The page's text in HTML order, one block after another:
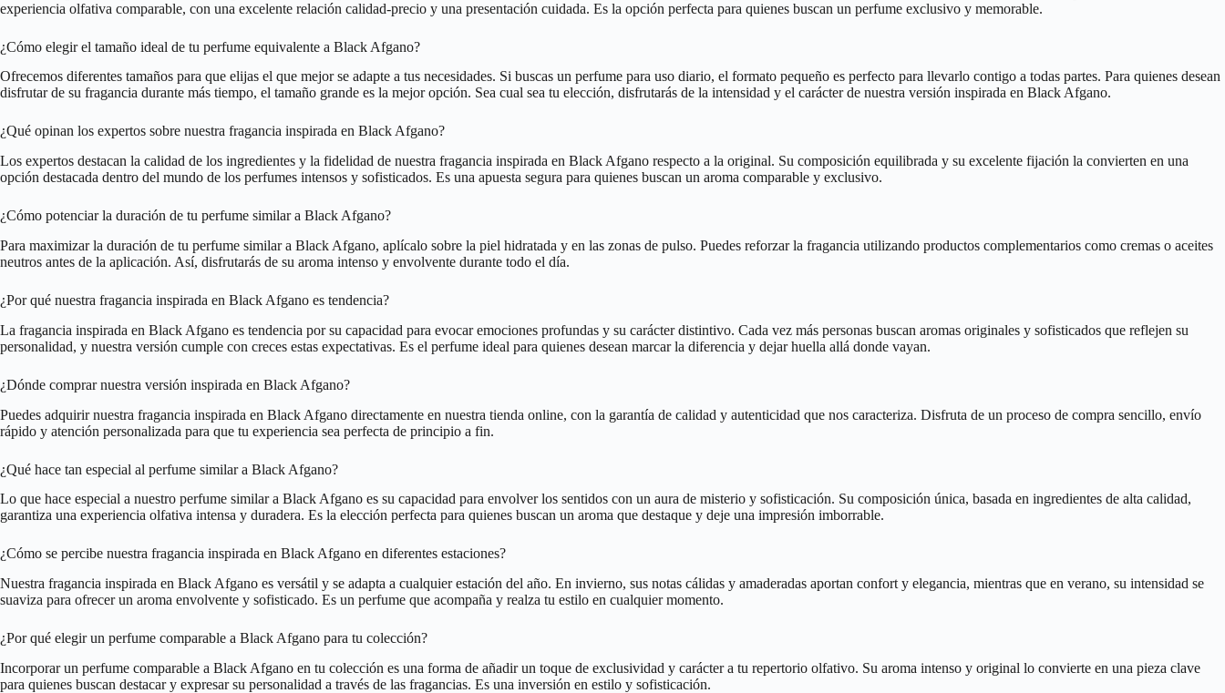
experiencia olfativa comparable, con una excelente relación calidad-precio y una presentación cuidada. Es la opción perfecta para quienes buscan un perfume exclusivo y memorable.
¿Cómo elegir el tamaño ideal de tu perfume equivalente a Black Afgano?
Ofrecemos diferentes tamaños para que elijas el que mejor se adapte a tus necesidades. Si buscas un perfume para uso diario, el formato pequeño es perfecto para llevarlo contigo a todas partes. Para quienes desean
disfrutar de su fragancia durante más tiempo, el tamaño grande es la mejor opción. Sea cual sea tu elección, disfrutarás de la intensidad y el carácter de nuestra versión inspirada en Black Afgano.
¿Qué opinan los expertos sobre nuestra fragancia inspirada en Black Afgano?
Los expertos destacan la calidad de los ingredientes y la fidelidad de nuestra fragancia inspirada en Black Afgano respecto a la original. Su composición equilibrada y su excelente fijación la convierten en una
opción destacada dentro del mundo de los perfumes intensos y sofisticados. Es una apuesta segura para quienes buscan un aroma comparable y exclusivo.
¿Cómo potenciar la duración de tu perfume similar a Black Afgano?
Para maximizar la duración de tu perfume similar a Black Afgano, aplícalo sobre la piel hidratada y en las zonas de pulso. Puedes reforzar la fragancia utilizando productos complementarios como cremas o aceites
neutros antes de la aplicación. Así, disfrutarás de su aroma intenso y envolvente durante todo el día.
¿Por qué nuestra fragancia inspirada en Black Afgano es tendencia?
La fragancia inspirada en Black Afgano es tendencia por su capacidad para evocar emociones profundas y su carácter distintivo. Cada vez más personas buscan aromas originales y sofisticados que reflejen su
personalidad, y nuestra versión cumple con creces estas expectativas. Es el perfume ideal para quienes desean marcar la diferencia y dejar huella allá donde vayan.
¿Dónde comprar nuestra versión inspirada en Black Afgano?
Puedes adquirir nuestra fragancia inspirada en Black Afgano directamente en nuestra tienda online, con la garantía de calidad y autenticidad que nos caracteriza. Disfruta de un proceso de compra sencillo, envío
rápido y atención personalizada para que tu experiencia sea perfecta de principio a fin.
¿Qué hace tan especial al perfume similar a Black Afgano?
Lo que hace especial a nuestro perfume similar a Black Afgano es su capacidad para envolver los sentidos con un aura de misterio y sofisticación. Su composición única, basada en ingredientes de alta calidad,
garantiza una experiencia olfativa intensa y duradera. Es la elección perfecta para quienes buscan un aroma que destaque y deje una impresión imborrable.
¿Cómo se percibe nuestra fragancia inspirada en Black Afgano en diferentes estaciones?
Nuestra fragancia inspirada en Black Afgano es versátil y se adapta a cualquier estación del año. En invierno, sus notas cálidas y amaderadas aportan confort y elegancia, mientras que en verano, su intensidad se
suaviza para ofrecer un aroma envolvente y sofisticado. Es un perfume que acompaña y realza tu estilo en cualquier momento.
¿Por qué elegir un perfume comparable a Black Afgano para tu colección?
Incorporar un perfume comparable a Black Afgano en tu colección es una forma de añadir un toque de exclusividad y carácter a tu repertorio olfativo. Su aroma intenso y original lo convierte en una pieza clave
para quienes buscan destacar y expresar su personalidad a través de las fragancias. Es una inversión en estilo y sofisticación.